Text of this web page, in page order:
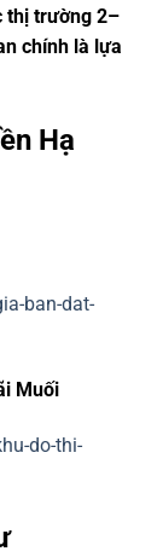
thị trường 2–
chính là lựa
Hạ
ban-dat-
Muối
do-thi-